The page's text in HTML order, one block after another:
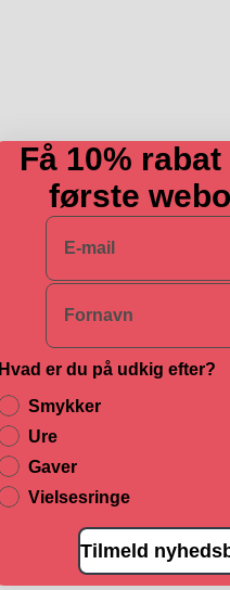
Få 10%
første
E-mail
Navn
Hvad er du på udkig efter?
Smykker
Ure
Gaver
Vielsesringe
Tilmeld